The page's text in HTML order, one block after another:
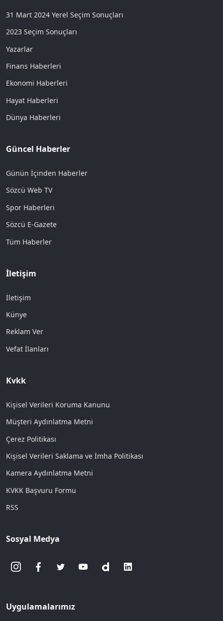
31 Mart 2024 Yerel Seçim Sonuçları
2023 Seçim Sonuçları
Yazarlar
Finans Haberleri
Ekonomi Haberleri
Hayat Haberleri
Dünya Haberleri
Güncel Haberler
Günün İçinden Haberler
Sözcü Web TV
Spor Haberleri
Sözcü E-Gazete
Tüm Haberler
İletişim
İletişim
Künye
Reklam Ver
Vefat İlanları
Kvkk
Kişisel Verileri Koruma Kanunu
Müşteri Aydınlatma Metni
Çerez Politikası
Kişisel Verileri Saklama ve İmha Politikası
Kamera Aydınlatma Metni
KVKK Başvuru Formu
RSS
Sosyal Medya
Uygulamalarımız